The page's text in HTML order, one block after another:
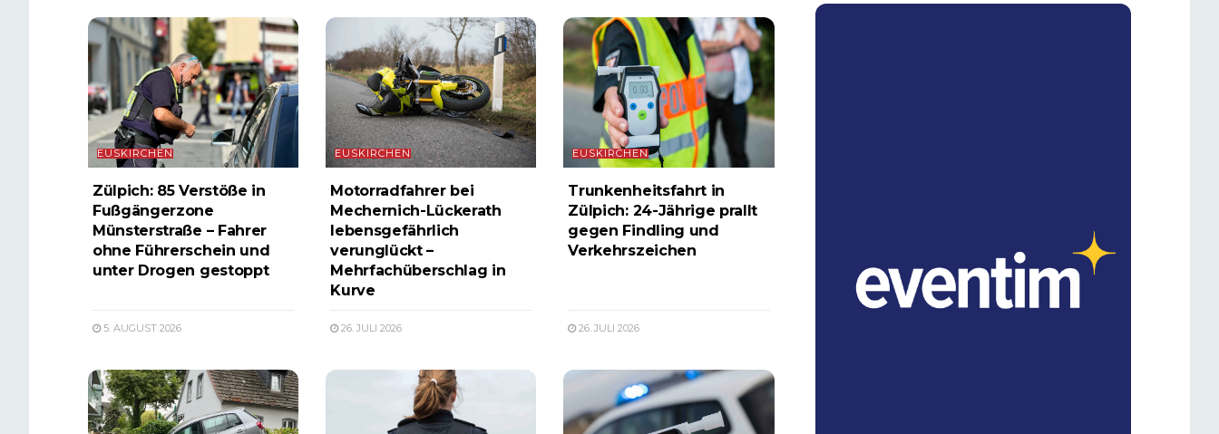
EUSKIRCHEN
Zülpich: 85 Verstöße in
Fußgängerzone
Münsterstraße – Fahrer
ohne Führerschein und
unter Drogen gestoppt
5. AUGUST 2026
EUSKIRCHEN
Motorradfahrer bei
Mechernich-Lückerath
lebensgefährlich
verunglückt –
Mehrfachüberschlag in
Kurve
26. JULI 2026
EUSKIRCHEN
Trunkenheitsfahrt in
Zülpich: 24-Jährige prallt
gegen Findling und
Verkehrszeichen
26. JULI 2026